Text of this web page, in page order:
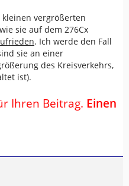
vergrößerten
sie auf dem 276Cx
. Ich werde den Fall
sie an einer
des Kreisverkehrs,
ist).
Ihren Beitrag. Einen